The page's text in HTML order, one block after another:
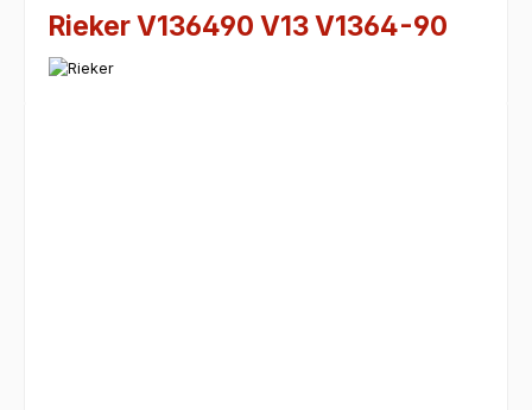
Rieker V136490 V13 V1364-90